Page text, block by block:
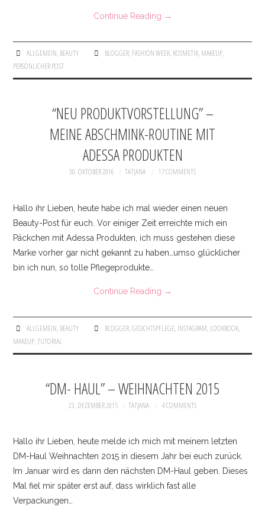
Continue Reading →
ALLGEMEIN, BEAUTY BLOGGER, FASHION WEEK, KOSMETIK, MAKEUP,
PERSÖNLICHER POST
“NEU PRODUKTVORSTELLUNG” –
MEINE ABSCHMINK-ROUTINE MIT
ADESSA PRODUKTEN
30. OKTOBER 2016 TATJANA 17 COMMENTS
Hallo ihr Lieben, heute habe ich mal wieder einen neuen
Beauty-Post für euch. Vor einiger Zeit erreichte mich ein
Päckchen mit Adessa Produkten, ich muss gestehen diese
Marke vorher gar nicht gekannt zu haben…umso glücklicher
bin ich nun, so tolle Pflegeprodukte…
Continue Reading →
ALLGEMEIN, BEAUTY BLOGGER,GESICHTSPFLEGE, INSTAGRAM, LOOKBOOK,
MAKEUP,TUTORIAL
“DM- HAUL” – WEIHNACHTEN 2015
23. DEZEMBER 2015 TATJANA 4 COMMENTS
Hallo ihr Lieben, heute melde ich mich mit meinem letzten
DM-Haul Weihnachten 2015 in diesem Jahr bei euch zurück.
Im Januar wird es dann den nächsten DM-Haul geben. Dieses
Mal fiel mir später erst auf, dass wirklich fast alle
Verpackungen…